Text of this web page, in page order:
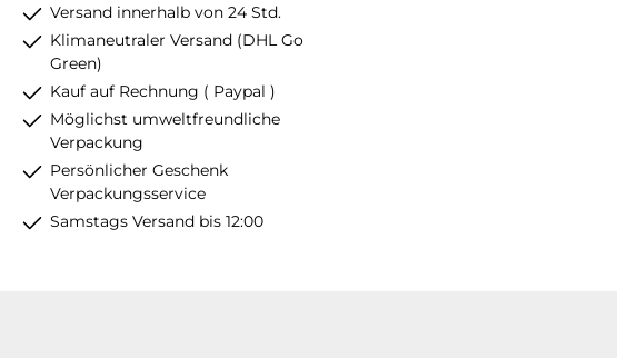
Versand innerhalb von 24 Std.
Klimaneutraler Versand (DHL Go
Green)
Kauf auf Rechnung ( Paypal )
Möglichst umweltfreundliche
Verpackung
Persönlicher Geschenk
Verpackungsservice
Samstags Versand bis 12:00